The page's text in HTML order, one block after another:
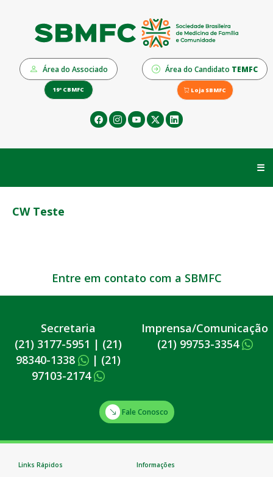
Área do Associado Área do Candidato TEMFC
19º CBMFC Loja SBMFC
☰
CW Teste
Entre em contato com a SBMFC
Secretaria
(21) 3177-5951 | (21)
98340-1338
| (21)
97103-2174
Imprensa/Comunicação
(21) 99753-3354
Fale Conosco
Links Rápidos Informações